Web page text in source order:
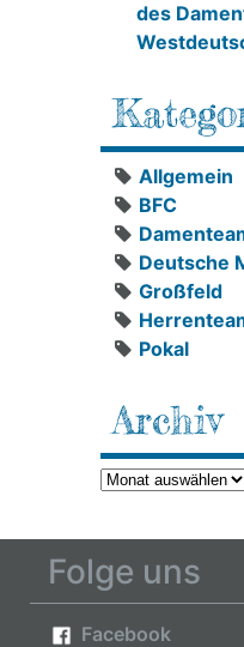
des
Allgemein
BFC
Deutsche
Großfeld
Pokal
Archiv
Archiv
Folge uns
Facebook